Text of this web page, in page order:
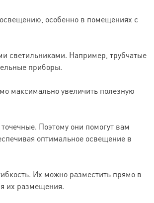
особенно в помещениях с
светильниками. Например, трубчатые
приборы.
максимально увеличить полезную
Поэтому они помогут вам
оптимальное освещение в
Их можно разместить прямо в
их размещения.